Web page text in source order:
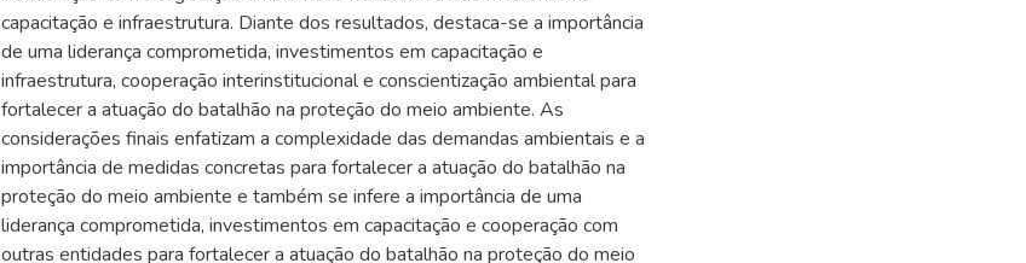
capacitação e infraestrutura. Diante dos resultados, destaca-se a importância
de uma liderança comprometida, investimentos em capacitação e
infraestrutura, cooperação interinstitucional e conscientização ambiental para
fortalecer a atuação do batalhão na proteção do meio ambiente. As
considerações finais enfatizam a complexidade das demandas ambientais e a
importância de medidas concretas para fortalecer a atuação do batalhão na
proteção do meio ambiente e também se infere a importância de uma
liderança comprometida, investimentos em capacitação e cooperação com
outras entidades para fortalecer a atuação do batalhão na proteção do meio